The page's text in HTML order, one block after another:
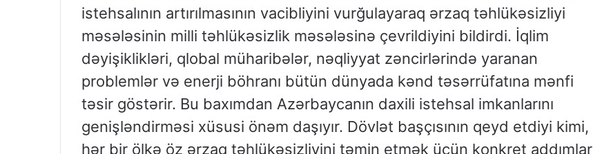
istehsalının artırılmasının vacibliyini vurğulayaraq ərzaq təhlükəsizliyi
məsələsinin milli təhlükəsizlik məsələsinə çevrildiyini bildirdi. İqlim
dəyişiklikləri, qlobal müharibələr, nəqliyyat zəncirlərində yaranan
problemlər və enerji böhranı bütün dünyada kənd təsərrüfatına mənfi
təsir göstərir. Bu baxımdan Azərbaycanın daxili istehsal imkanlarını
genişləndirməsi xüsusi önəm daşıyır. Dövlət başçısının qeyd etdiyi kimi,
hər bir ölkə öz ərzaq təhlükəsizliyini təmin etmək üçün konkret addımlar